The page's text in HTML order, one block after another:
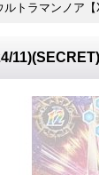
トラマンノア